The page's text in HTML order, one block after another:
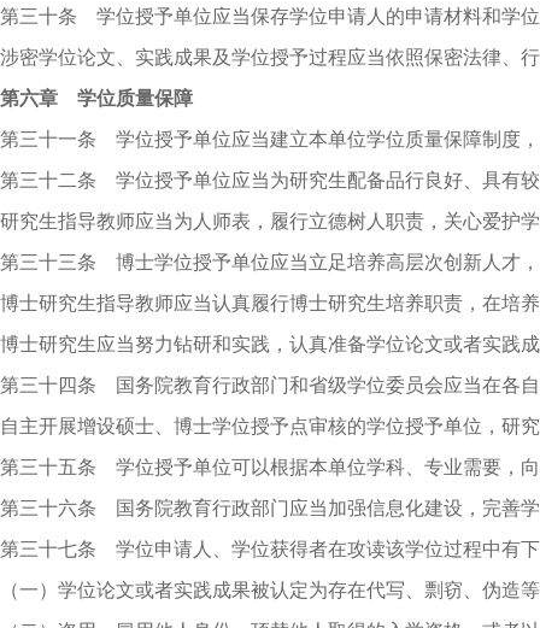
第三十条 学位授予单位应当保存学位申请人的申请材料和学
涉密学位论文、实践成果及学位授予过程应当依照保密法律、
第六章 学位质量保障
第三十一条 学位授予单位应当建立本单位学位质量保障制度
第三十二条 学位授予单位应当为研究生配备品行良好、具有
研究生指导教师应当为人师表，履行立德树人职责，关心爱护
第三十三条 博士学位授予单位应当立足培养高层次创新人才
博士研究生指导教师应当认真履行博士研究生培养职责，在培
博士研究生应当努力钻研和实践，认真准备学位论文或者实践
第三十四条 国务院教育行政部门和省级学位委员会应当在各
自主开展增设硕士、博士学位授予点审核的学位授予单位，研
第三十五条 学位授予单位可以根据本单位学科、专业需要，
第三十六条 国务院教育行政部门应当加强信息化建设，完善
第三十七条 学位申请人、学位获得者在攻读该学位过程中有
（一）学位论文或者实践成果被认定为存在代写、剽窃、伪造